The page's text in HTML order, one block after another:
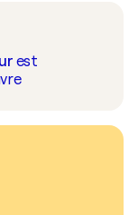
est